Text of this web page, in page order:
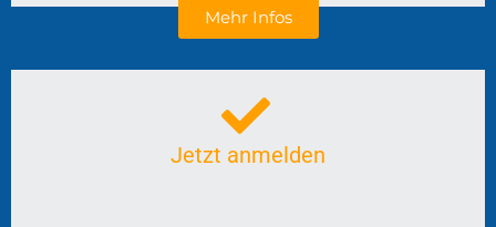
Mehr Infos
Jetzt anmelden